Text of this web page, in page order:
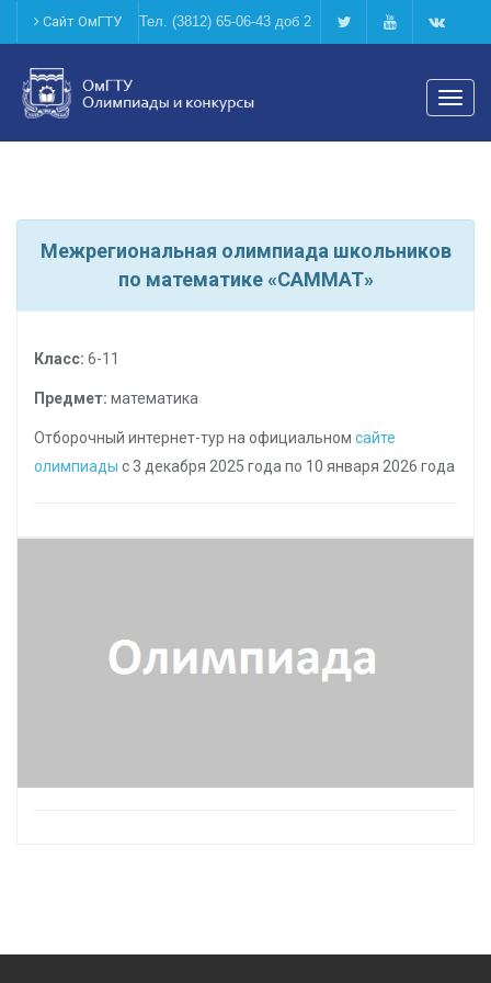
Сайт ОмГТУ Тел. (3812) 65-06-43 доб 2
Межрегиональная олимпиада школьников
по математике «САММАТ»
Класс: 6-11
Предмет: математика
Отборочный интернет-тур на официальном сайте
олимпиады с 3 декабря 2025 года по 10 января 2026 года